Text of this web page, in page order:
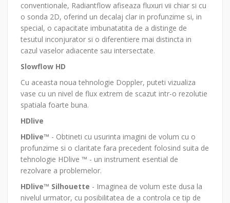
conventionale, Radiantflow afiseaza fluxuri vii chiar si cu
o sonda 2D, oferind un decalaj clar in profunzime si, in
special, o capacitate imbunatatita de a distinge de
tesutul inconjurator si o diferentiere mai distincta in
cazul vaselor adiacente sau intersectate.
Slowflow HD
Cu aceasta noua tehnologie Doppler, puteti vizualiza
vase cu un nivel de flux extrem de scazut intr-o rezolutie
spatiala foarte buna.
HDlive
HDlive™ - Obtineti cu usurinta imagini de volum cu o
profunzime si o claritate fara precedent folosind suita de
tehnologie HDlive ™ - un instrument esential de
rezolvare a problemelor.
HDlive™ Silhouette - Imaginea de volum este dusa la
nivelul urmator, cu posibilitatea de a controla ce tip de